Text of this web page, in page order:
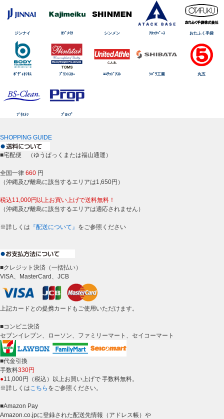
ジンナイ ｶｼﾞﾒｲｸ シンメン ｱﾀｯｸﾍﾞｰｽ おたふく手袋
ﾎﾞﾃﾞｨﾀﾌﾈｽ ﾌﾟﾘﾝﾄｽﾀｰ ﾕﾆﾃｯﾄﾞｱｽﾚ ｼﾊﾞﾗ工業 丸五
ﾌﾞﾗｽﾄﾝ ﾌﾟﾛｯﾌﾟ
SHOPPING GUIDE
■宅配便 （ゆうぱっくまたは福山通運）
全国一律 660 円
（沖縄及び離島に該当するエリアは1,650円）
税込11,000円以上お買い上げで送料無料！
（沖縄及び離島に該当するエリアは適応されません）
※詳しくは 『配送について』 をご参照ください
■クレジット決済（一括払い）
VISA、MasterCard、JCB
上記カードとの提携カードもご使用いただけます。
■コンビニ決済
セブンイレブン、ローソン、ファミリーマート、セイコーマート
■代金引換
手数料330円
●11,000円（税込）以上お買い上げで 手数料無料。
※詳しくは こちら をご参照ください。
■Amazon Pay
Amazon.co.jpに登録された配送先情報（アドレス帳）や